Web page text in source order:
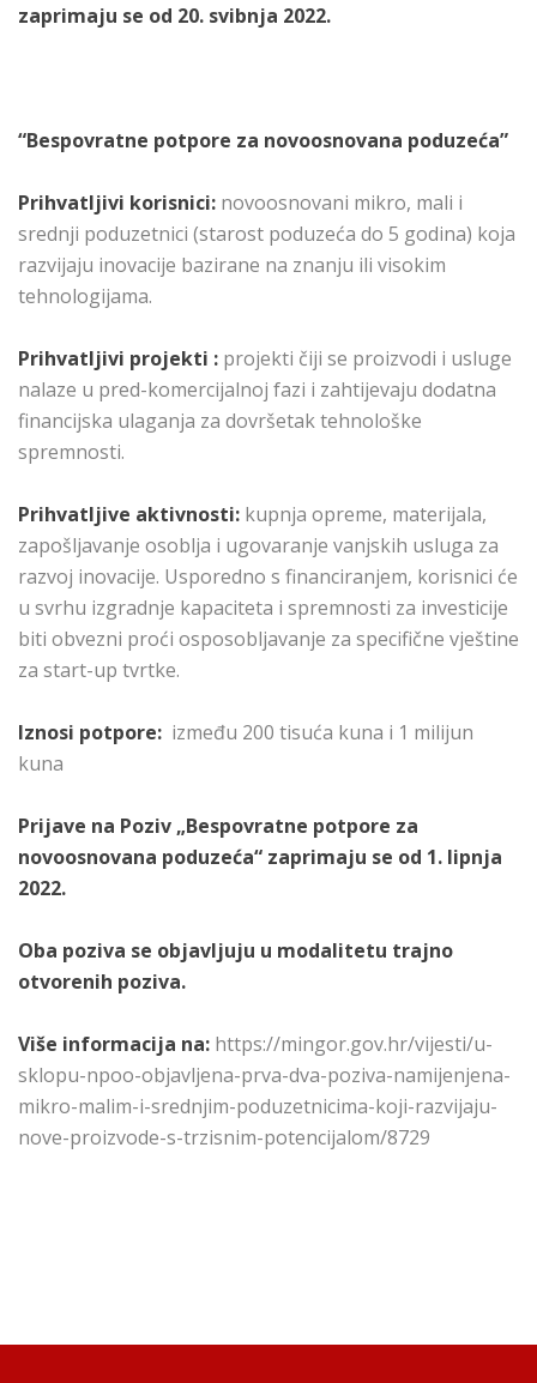
zaprimaju se od 20. svibnja 2022.
“Bespovratne potpore za novoosnovana poduzeća”
Prihvatljivi korisnici: novoosnovani mikro, mali i
srednji poduzetnici (starost poduzeća do 5 godina) koja
razvijaju inovacije bazirane na znanju ili visokim
tehnologijama.
Prihvatljivi projekti : projekti čiji se proizvodi i usluge
nalaze u pred-komercijalnoj fazi i zahtijevaju dodatna
financijska ulaganja za dovršetak tehnološke
spremnosti.
Prihvatljive aktivnosti: kupnja opreme, materijala,
zapošljavanje osoblja i ugovaranje vanjskih usluga za
razvoj inovacije. Usporedno s financiranjem, korisnici će
u svrhu izgradnje kapaciteta i spremnosti za investicije
biti obvezni proći osposobljavanje za specifične vještine
za start-up tvrtke.
Iznosi potpore: između 200 tisuća kuna i 1 milijun
kuna
Prijave na Poziv „Bespovratne potpore za
novoosnovana poduzeća“ zaprimaju se od 1. lipnja
2022.
Oba poziva se objavljuju u modalitetu trajno
otvorenih poziva.
Više informacija na: https://mingor.gov.hr/vijesti/u-
sklopu-npoo-objavljena-prva-dva-poziva-namijenjena-
mikro-malim-i-srednjim-poduzetnicima-koji-razvijaju-
nove-proizvode-s-trzisnim-potencijalom/8729